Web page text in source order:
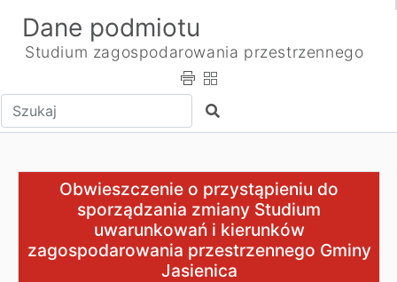
Dane podmiotu
Studium zagospodarowania przestrzennego
Wpisz tekst do wyszukania Szukaj
Obwieszczenie o przystąpieniu do sporządzania
Obwieszczenie o przystąpieniu do
sporządzania zmiany Studium
uwarunkowań i kierunków
zagospodarowania przestrzennego Gminy
Jasienica